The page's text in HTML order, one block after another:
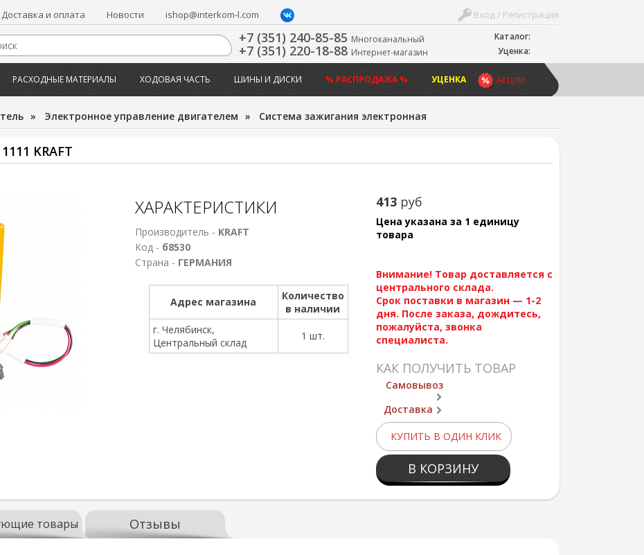
Каталог:
Уценка:
Вход / Регистрация
Доставка и оплата Новости ishop@interkom-l.com
+7 (351) 240-85-85 Многоканальный
+7 (351) 220-18-88 Интернет-магазин
АКЦИИ
РАСХОДНЫЕ МАТЕРИАЛЫ ХОДОВАЯ ЧАСТЬ ШИНЫ И ДИСКИ % РАСПРОДАЖА % УЦЕНКА
» Электронное управление двигателем » Система зажигания электронная
KRAFT
413 руб
Цена указана за 1 единицу
товара
Внимание! Товар доставляется с
центрального склада.
Срок поставки в магазин — 1-2
дня. После заказа, дождитесь,
пожалуйста, звонка
специалиста.
КАК ПОЛУЧИТЬ ТОВАР
Самовывоз
Доставка
КУПИТЬ В ОДИН КЛИК
В КОРЗИНУ
ХАРАКТЕРИСТИКИ
Производитель - KRAFT
Код - б8530
Страна - ГЕРМАНИЯ
Адрес магазина
Количество
в наличии
г. Челябинск,
Центральный склад
1 шт.
товары Отзывы